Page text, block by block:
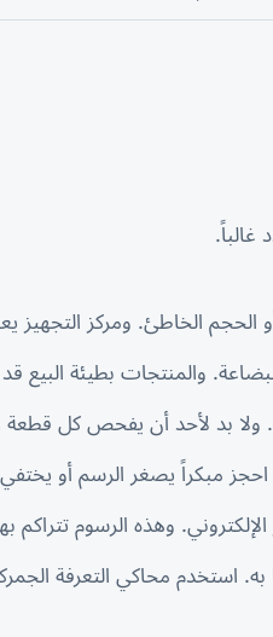
غالباً.
الحجم الخاطئ. ومركز
والمنتجات بطيئة البيع
ولا بد لأحد أن يفحص كل قطعة
مبكراً يصغر الرسم أو
وهذه الرسوم تتراكم
به. استخدم محاكي التعرفة